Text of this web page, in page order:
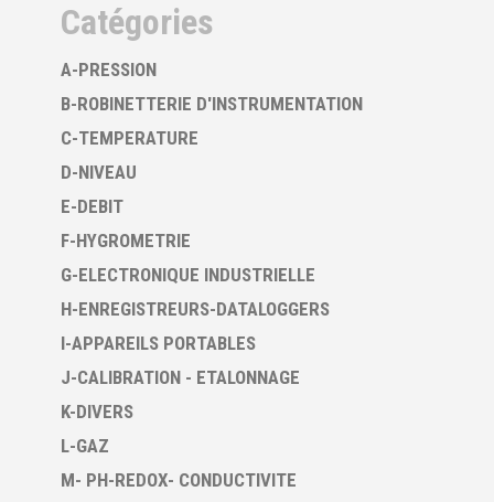
Catégories
A-PRESSION
B-ROBINETTERIE D'INSTRUMENTATION
C-TEMPERATURE
D-NIVEAU
E-DEBIT
F-HYGROMETRIE
G-ELECTRONIQUE INDUSTRIELLE
H-ENREGISTREURS-DATALOGGERS
I-APPAREILS PORTABLES
J-CALIBRATION - ETALONNAGE
K-DIVERS
L-GAZ
M- PH-REDOX- CONDUCTIVITE